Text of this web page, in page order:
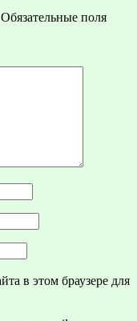
Обязательные поля
в этом браузере для